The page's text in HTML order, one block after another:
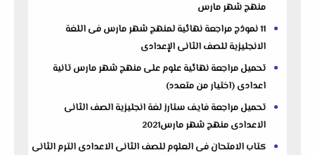
منهج شهر مارس
11 نموذج مراجعة نهائية لمنهج شهر مارس فى اللغة
الانجليزية للصف الثانى الإعدادى
تحميل مراجعة نهائية علوم على منهج شهر مارس تانية
اعدادى (اختيار من متعدد)
تحميل مراجعة فايف ستارز لغة انجليزية الصف الثانى
الاعدادى منهج شهر مارس2021
كتاب الامتحان فى العلوم للصف الثانى الاعدادى الترم الثانى